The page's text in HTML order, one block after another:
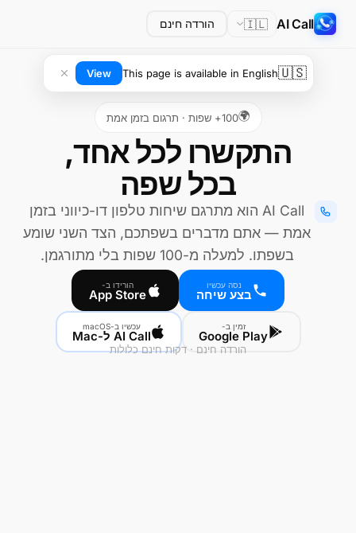
AI Call
🇮🇱 הורדה חינם
🌍100+ שפות · תרגום בזמן אמת
בכל שפה
AI Call הוא מתרגם שיחות טלפון דו-כיווני בזמן
אמת — אתם מדברים בשפתכם, הצד השני שומע
בשפתו. למעלה מ-100 שפות בלי מתורגמן.
נסה עכשיו
בצע שיחה
הורידו ב-
App Store
זמין ב-
Google Play
עכשיו ב-macOS
AI Call ל-Mac
הורדה חינם · דקות חינם כלולות
🇺🇸
This page is available in English
View